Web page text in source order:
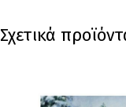
Σχετικά